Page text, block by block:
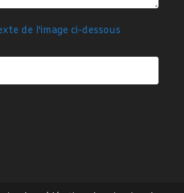
de l'image ci-dessous